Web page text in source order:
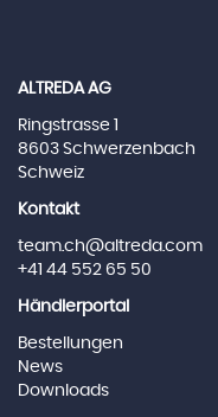
ALTREDA AG
Ringstrasse 1
8603 Schwerzenbach
Schweiz
Kontakt
team.ch@altreda.com
+41 44 552 65 50
Händlerportal
Bestellungen
News
Downloads